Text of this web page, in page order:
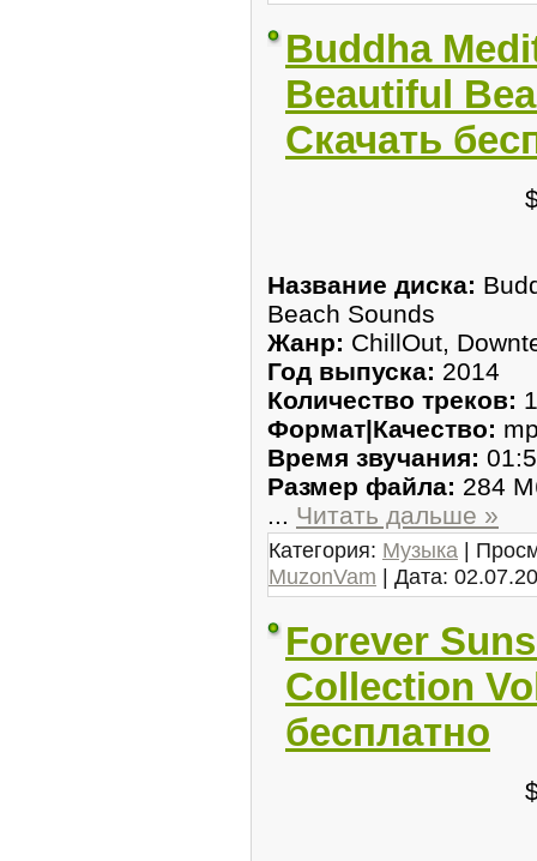
Buddha
Beautiful
Скачать
Название диска:
Beach Sounds
Жанр: ChillOut,
Год выпуска: 2014
Количество треков:
Формат|Качество:
Время звучания:
Размер файла: 284
... Читать дальше »
Категория: Музыка |
MuzonVam | Дата:
Forever
Collection
бесплатно